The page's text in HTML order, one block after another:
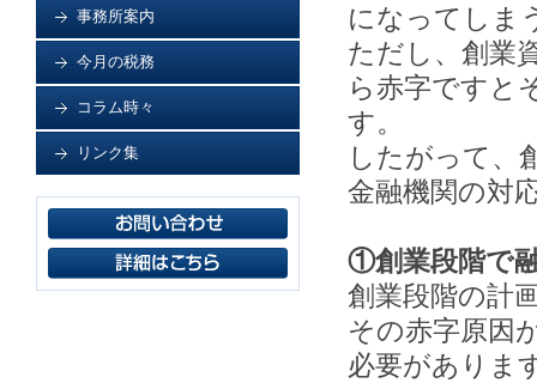
になってしま
ただし、創業
ら赤字ですと
す。
したがって、
金融機関の対
①創業段階で
創業段階の計
その赤字原因
必要がありま
事務所案内
今月の税務
コラム時々
リンク集